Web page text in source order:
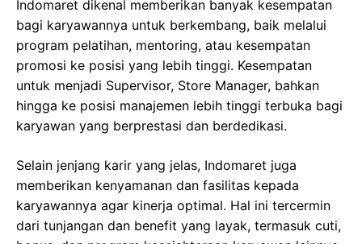
Indomaret dikenal memberikan banyak kesempatan
bagi karyawannya untuk berkembang, baik melalui
program pelatihan, mentoring, atau kesempatan
promosi ke posisi yang lebih tinggi. Kesempatan
untuk menjadi Supervisor, Store Manager, bahkan
hingga ke posisi manajemen lebih tinggi terbuka bagi
karyawan yang berprestasi dan berdedikasi.
Selain jenjang karir yang jelas, Indomaret juga
memberikan kenyamanan dan fasilitas kepada
karyawannya agar kinerja optimal. Hal ini tercermin
dari tunjangan dan benefit yang layak, termasuk cuti,